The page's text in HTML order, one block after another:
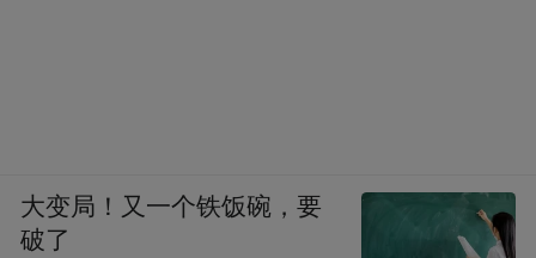
大变局！又一个铁饭碗，要
破了